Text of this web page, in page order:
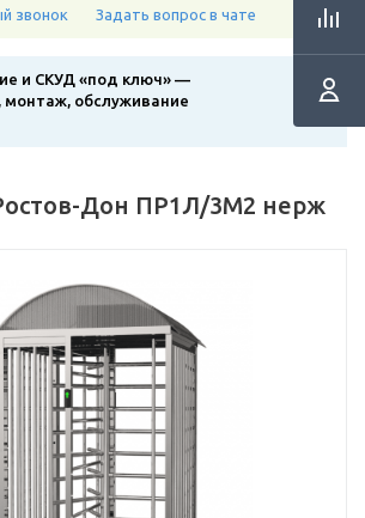
звонок
Задать вопрос в чате
и СКУД «под ключ» —
монтаж, обслуживание
Дон ПР1Л/3М2 нерж